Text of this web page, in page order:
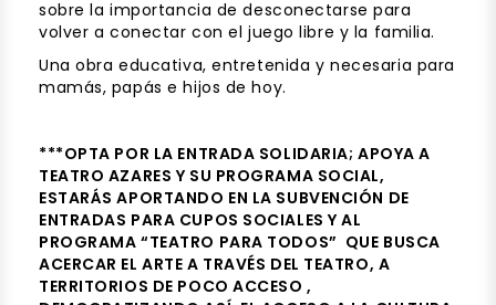
sobre la importancia de desconectarse para
volver a conectar con el juego libre y la familia.
Una obra educativa, entretenida y necesaria para
mamás, papás e hijos de hoy.
***OPTA POR LA ENTRADA SOLIDARIA; APOYA A
TEATRO AZARES Y SU PROGRAMA SOCIAL,
ESTARÁS APORTANDO EN LA SUBVENCIÓN DE
ENTRADAS PARA CUPOS SOCIALES Y AL
PROGRAMA “TEATRO PARA TODOS” QUE BUSCA
ACERCAR EL ARTE A TRAVÉS DEL TEATRO, A
TERRITORIOS DE POCO ACCESO ,